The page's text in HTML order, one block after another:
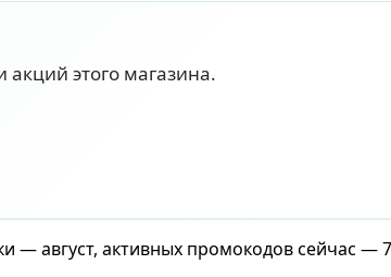
акций этого магазина.
— август, активных промокодов сейчас —